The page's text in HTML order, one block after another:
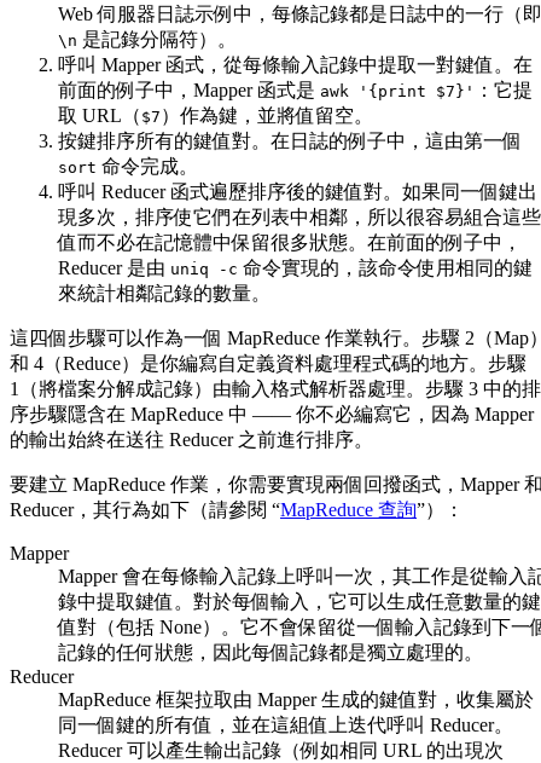
Web 伺服器日誌示例中，每條記錄都是日誌中的一行（即
\n 是記錄分隔符）。
呼叫 Mapper 函式，從每條輸入記錄中提取一對鍵值。在
前面的例子中，Mapper 函式是 awk '{print $7}'
：它提
取 URL（ $7 ）作為鍵，並將值留空。
按鍵排序所有的鍵值對。在日誌的例子中，這由第一個
sort 命令完成。
呼叫 Reducer 函式遍歷排序後的鍵值對。如果同一個鍵出
現多次，排序使它們在列表中相鄰，所以很容易組合這些
值而不必在記憶體中保留很多狀態。在前面的例子中，
Reducer 是由 uniq -c 命令實現的，該命令使用相同的鍵
來統計相鄰記錄的數量。
這四個步驟可以作為一個 MapReduce 作業執行。步驟 2（Map
和 4（Reduce）是你編寫自定義資料處理程式碼的地方。步驟
1（將檔案分解成記錄）由輸入格式解析器處理。步驟 3 中的排
序步驟隱含在 MapReduce 中 —— 你不必編寫它，因為 Mapper
的輸出始終在送往 Reducer 之前進行排序。
要建立 MapReduce 作業，你需要實現兩個回撥函式，Mapper
Reducer，其行為如下（請參閱 “MapReduce 查詢”）：
Mapper
Mapper 會在每條輸入記錄上呼叫一次，其工作是從輸入
錄中提取鍵值。對於每個輸入，它可以生成任意數量的鍵
值對（包括 None）。它不會保留從一個輸入記錄到下一
記錄的任何狀態，因此每個記錄都是獨立處理的。
Reducer
MapReduce 框架拉取由 Mapper 生成的鍵值對，收集屬於
同一個鍵的所有值，並在這組值上迭代呼叫 Reducer。
Reducer 可以產生輸出記錄（例如相同 URL 的出現次